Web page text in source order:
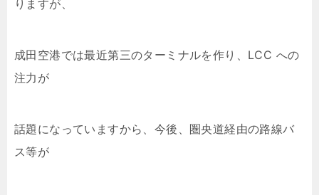
りますが、
成田空港では最近第三のターミナルを作り、LCC への
注力が
話題になっていますから、今後、圏央道経由の路線バ
ス等が